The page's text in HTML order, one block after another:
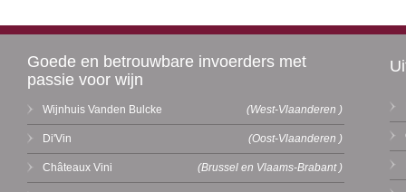
Goede en betrouwbare invoerders met
passie voor wijn
Wijnhuis Vanden Bulcke (West-Vlaanderen )
Di'Vin (Oost-Vlaanderen )
Châteaux Vini (Brussel en Vlaams-Brabant )